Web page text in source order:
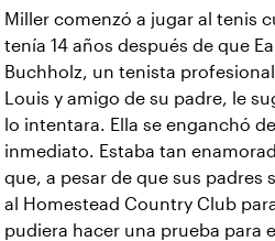
Miller comenzó a jugar al tenis
tenía 14 años después de que
Buchholz, un tenista
Louis y amigo de su padre, le
lo intentara. Ella se enganchó de
inmediato. Estaba tan
que, a pesar de que sus padres
al Homestead Country Club
pudiera hacer una prueba para